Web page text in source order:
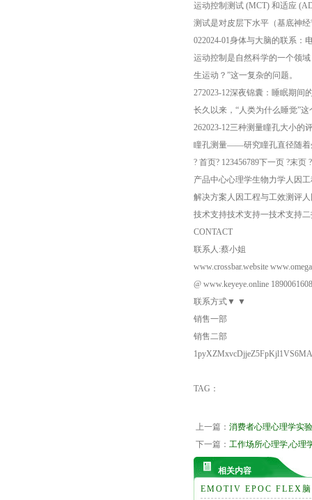
运动控制测试 (MCT) 和适应
测试是对皮层下水平（基底神
022024-01身体与大脑的联系：
运动控制是自然科学的一个领
生运动？”这一复杂的问题。
272023-12深夜锦囊：睡眠期间
长久以来，“人类为什么睡觉”
262023-12三种测量瞳孔大小的
瞳孔测量——研究瞳孔直径随着
? 首页? 123456789下一页 ?末页 ?
产品中心心理学生物力学人因
解决方案人因工程与工效测评
技术支持技术支持一技术支持
CONTACT
联系人:蔡小姐
www.crossbar.website
@ www.keyeye.online
联系方式▼ ▼
销售一部
销售二部
TAG：
上一篇： 消费者心理心理学实
下一篇： 工作场所心理学,心理
相关内容
EMOTIV EPOC FLEX